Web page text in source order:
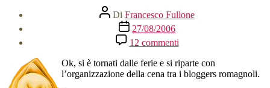
Autore
articolo
Di Francesco Fullone
Data
dell'articolo
27/08/2006
12 commentisu
Blogdinner
romagna
Ok, si è tornati dalle ferie e si riparte con
l’organizzazione della cena tra i bloggers romagnoli.